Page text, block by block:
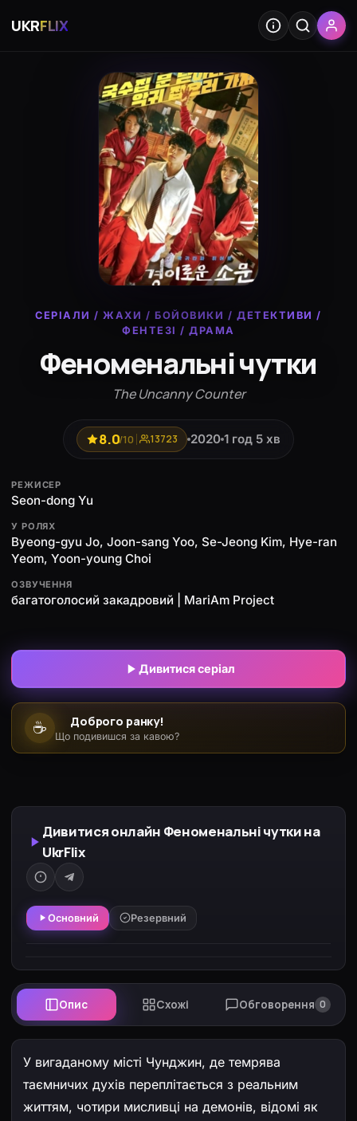
UKRFLIX
СЕРІАЛИ /ЖАХИ /БОЙОВИКИ /ДЕТЕКТИВИ /
ФЕНТЕЗІ /ДРАМА
Феноменальні чутки
The Uncanny Counter
8.0/10 13723 2020 1 год 5 хв
РЕЖИСЕР
Seon-dong Yu
У РОЛЯХ
Byeong-gyu Jo, Joon-sang Yoo, Se-Jeong Kim, Hye-ran
Yeom, Yoon-young Choi
ОЗВУЧЕННЯ
багатоголосий закадровий | MariAm Project
Дивитися серіал
☕ Доброго ранку!
Що подивишся за кавою?
Дивитися онлайн Феноменальні чутки на
UkrFlix
Основний Резервний
Опис Схожі Обговорення 0
У вигаданому місті Чунджин, де темрява
таємничих духів переплітається з реальним
життям, чотири мисливці на демонів, відомі як